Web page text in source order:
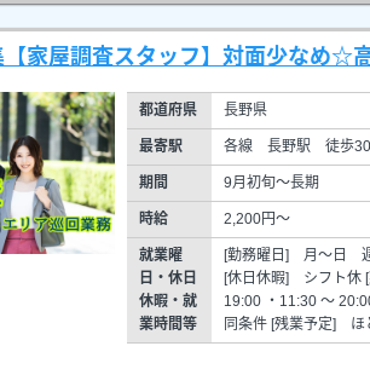
【家屋調査スタッフ】対面少なめ☆
都道府県 長野県
最寄駅 各線 長野駅 徒歩
期間 9月初旬～長期
時給 2,200円～
就業曜
日・休日
休暇・就
業時間等
[勤務曜日] 月～日
[休日休暇] シフト休
19:00 ・11:30 ～
同条件 [残業予定] ほ